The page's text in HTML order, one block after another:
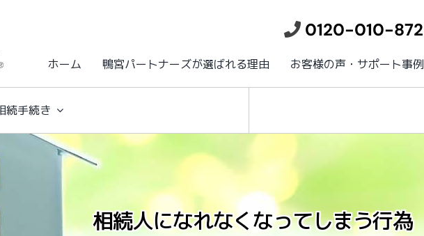
0120-010-872
ホーム 鴨宮パートナーズが選ばれる理由 お客様の声・サポート事例
続手続き
相続人になれなくなってしまう行為